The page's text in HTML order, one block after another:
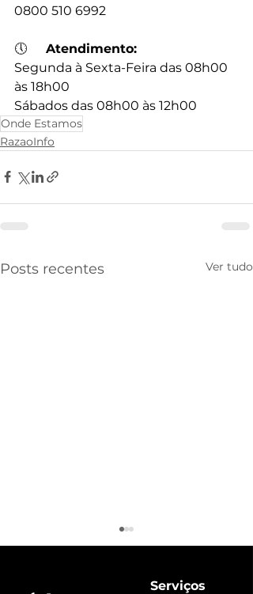
0800 510 6992
🕔
Atendimento:
Segunda à Sexta-Feira das 08h00
às 18h00
Sábados das 08h00 às 12h00
Onde Estamos
RazaoInfo
Posts recentes Ver tudo
Serviços